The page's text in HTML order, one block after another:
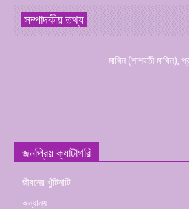
সম্পাদকীয় তথ্য
মাথিন (শাশ্বতী মাথিন),
জনপ্রিয় ক্যাটাগরি
জীবনের খুঁটিনাটি
অন্যান্য